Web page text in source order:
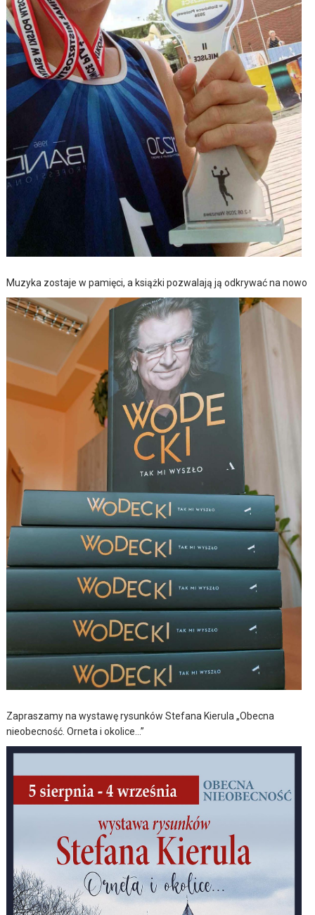
Muzyka zostaje w pamięci, a książki pozwalają ją odkrywać na nowo
Zapraszamy na wystawę rysunków Stefana Kierula „Obecna
nieobecność. Orneta i okolice…”